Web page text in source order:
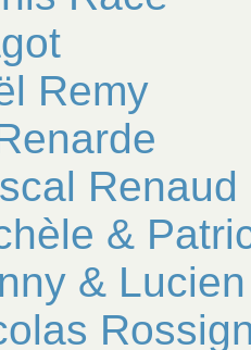
Remy
Renaud
&
&